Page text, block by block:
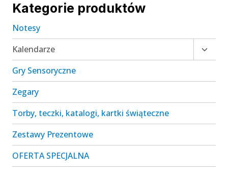
Kategorie produktów
Notesy
Kalendarze
menu
Gry Sensoryczne
Zegary
Torby, teczki, katalogi, kartki świąteczne
Zestawy Prezentowe
OFERTA SPECJALNA